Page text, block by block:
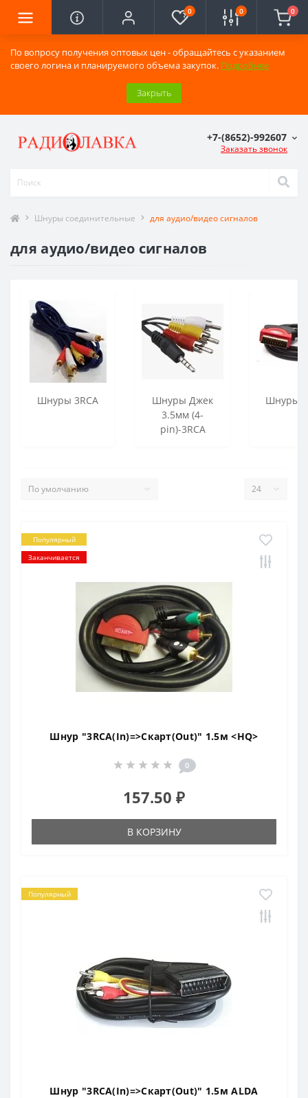
По вопросу получения оптовых цен - обращайтесь с указанием
своего логина и планируемого объема закупок. Подробнее
Закрыть
0 0 0
+7-(8652)-992607
Заказать звонок
Шнуры соединительные для аудио/видео сигналов
для аудио/видео сигналов
Шнуры 3RCA
Шнуры Джек
3.5мм (4-
pin)-3RCA
Шнуры
Популярный
Заканчивается
Шнур "3RCA(In)=>Скарт(Out)" 1.5м <HQ>
0
157.50 ₽
В КОРЗИНУ
Популярный
Шнур "3RCA(In)=>Скарт(Out)" 1.5м ALDA